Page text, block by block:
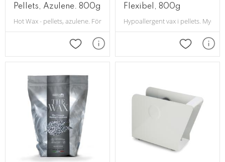
Pellets, Azulene. 800g
Hot Wax - pellets, azulene. För alla hudtyper. Flexibelt. Går även att
Lägg till i favoriter
Flexibel, 800g
Hypoallergent vax i pellets.
Lägg till i